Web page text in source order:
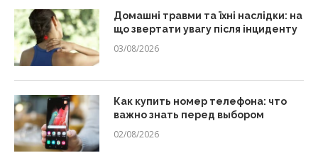
Домашні травми та їхні наслідки: на
що звертати увагу після інциденту
03/08/2026
Как купить номер телефона: что
важно знать перед выбором
02/08/2026